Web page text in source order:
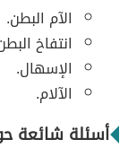
الآم البطن.
انتفاخ
الإسهال.
الآلام.
أسئلة شائعة